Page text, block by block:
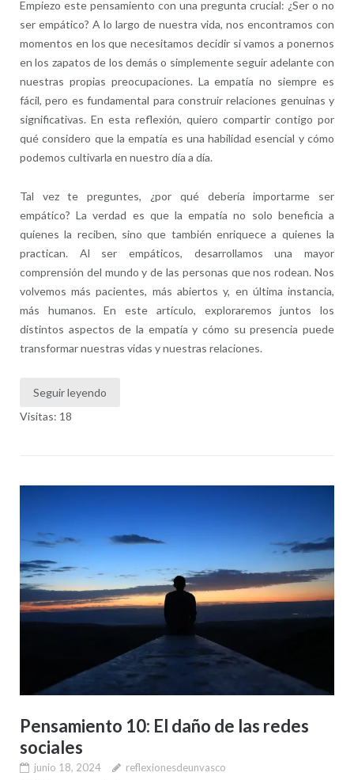
Empiezo este pensamiento con una pregunta crucial: ¿Ser o no
ser empático? A lo largo de nuestra vida, nos encontramos con
momentos en los que necesitamos decidir si vamos a ponernos
en los zapatos de los demás o simplemente seguir adelante con
nuestras propias preocupaciones. La empatía no siempre es
fácil, pero es fundamental para construir relaciones genuinas y
significativas. En esta reflexión, quiero compartir contigo por
qué considero que la empatía es una habilidad esencial y cómo
podemos cultivarla en nuestro día a día.
Tal vez te preguntes, ¿por qué debería importarme ser
empático? La verdad es que la empatía no solo beneficia a
quienes la reciben, sino que también enriquece a quienes la
practican. Al ser empáticos, desarrollamos una mayor
comprensión del mundo y de las personas que nos rodean. Nos
volvemos más pacientes, más abiertos y, en última instancia,
más humanos. En este artículo, exploraremos juntos los
distintos aspectos de la empatía y cómo su presencia puede
transformar nuestras vidas y nuestras relaciones.
Seguir leyendo
Visitas: 18
Pensamiento 10: El daño de las redes
sociales
junio 18, 2024
reflexionesdeunvasco